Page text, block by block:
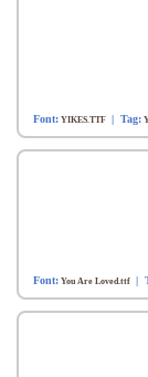
Font: YIKES.TTF | Tag:
Font: You Are Loved.ttf |